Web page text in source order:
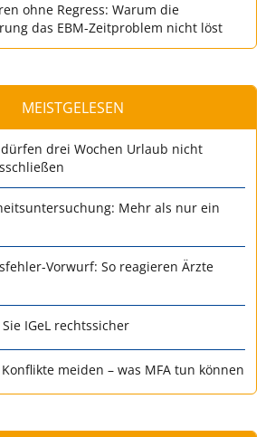
ohne Regress: Warum die
das EBM-Zeitproblem nicht löst
MEISTGELESEN
drei Wochen Urlaub nicht
Mehr als nur ein
Vorwurf: So reagieren Ärzte
IGeL rechtssicher
meiden – was MFA tun können